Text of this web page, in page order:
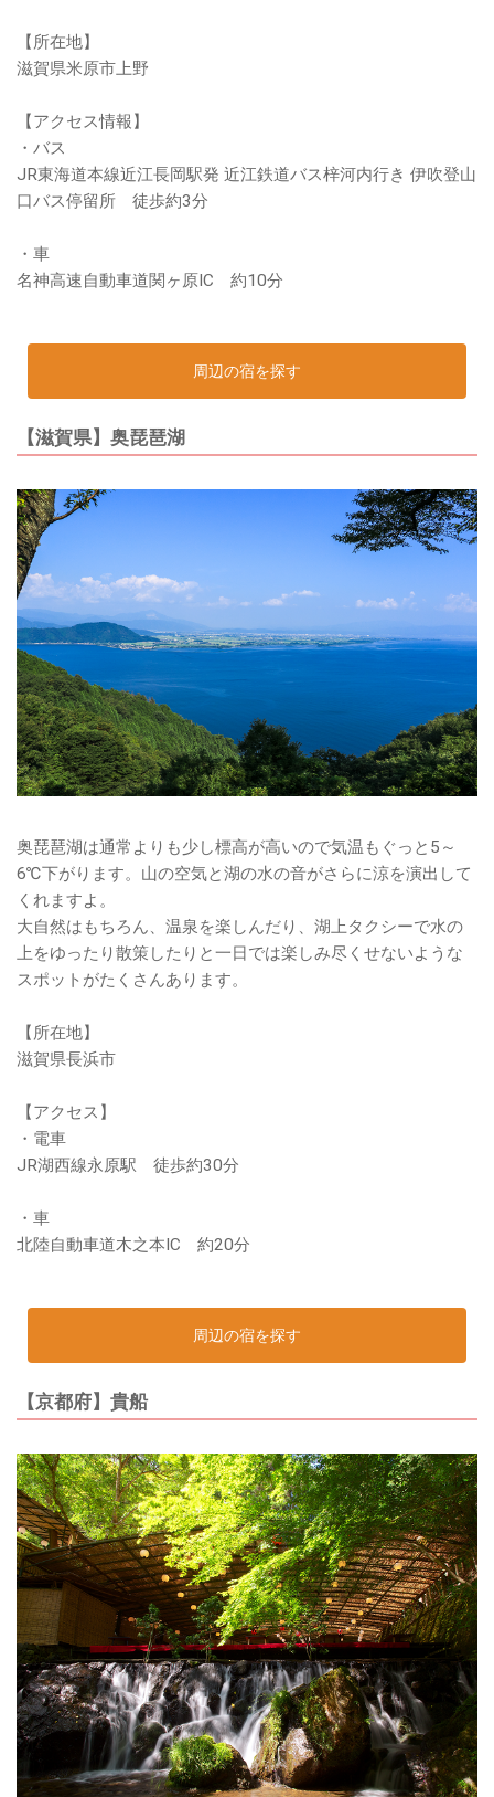
【所在地】
滋賀県米原市上野
【アクセス情報】
・バス
JR東海道本線近江長岡駅発 近江鉄道バス梓河内行き 伊吹登山
口バス停留所 徒歩約3分
・車
名神高速自動車道関ヶ原IC 約10分
周辺の宿を探す
【滋賀県】奥琵琶湖
奥琵琶湖は通常よりも少し標高が高いので気温もぐっと5～
6℃下がります。山の空気と湖の水の音がさらに涼を演出して
くれますよ。
大自然はもちろん、温泉を楽しんだり、湖上タクシーで水の
上をゆったり散策したりと一日では楽しみ尽くせないような
スポットがたくさんあります。
【所在地】
滋賀県長浜市
【アクセス】
・電車
JR湖西線永原駅 徒歩約30分
・車
北陸自動車道木之本IC 約20分
周辺の宿を探す
【京都府】貴船